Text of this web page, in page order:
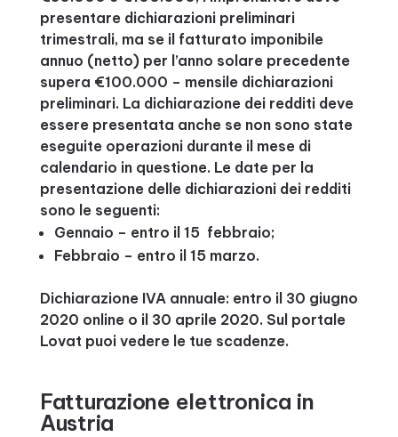
presentare dichiarazioni preliminari
trimestrali, ma se il fatturato imponibile
annuo (netto) per l’anno solare precedente
supera €100.000 – mensile dichiarazioni
preliminari. La dichiarazione dei redditi deve
essere presentata anche se non sono state
eseguite operazioni durante il mese di
calendario in questione. Le date per la
presentazione delle dichiarazioni dei redditi
sono le seguenti:
Gennaio – entro il 15 febbraio;
Febbraio – entro il 15 marzo.
Dichiarazione IVA annuale: entro il 30 giugno
2020 online o il 30 aprile 2020. Sul portale
Lovat puoi vedere le tue scadenze.
Fatturazione elettronica in
Austria